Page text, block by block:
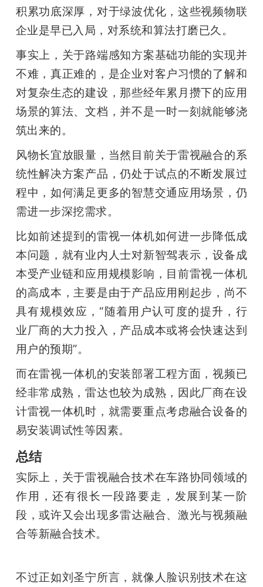
积累功底深厚，对于绿波优化，这些视频物联
企业是早已入局，对系统和算法打磨已久。
事实上，关于路端感知方案基础功能的实现并
不难，真正难的，是企业对客户习惯的了解和
对复杂生态的建设，那些经年累月攒下的应用
场景的算法、文档，并不是一时一刻就能够浇
筑出来的。
风物长宜放眼量，当然目前关于雷视融合的系
统性解决方案产品，仍处于试点的不断发展过
程中，如何满足更多的智慧交通应用场景，仍
需进一步深挖需求。
比如前述提到的雷视一体机如何进一步降低成
本问题，就有业内人士对新智驾表示，设备成
本受产业链和应用规模影响，目前雷视一体机
的高成本，主要是由于产品应用刚起步，尚不
具有规模效应，“随着用户认可度的提升，行
业厂商的大力投入，产品成本或将会快速达到
用户的预期”。
而在雷视一体机的安装部署工程方面，视频已
经非常成熟，雷达也较为成熟，因此厂商在设
计雷视一体机时，就需要重点考虑融合设备的
易安装调试性等因素。
总结
实际上，关于雷视融合技术在车路协同领域的
作用，还有很长一段路要走，发展到某一阶
段，或许又会出现多雷达融合、激光与视频融
合等新融合技术。
不过正如刘圣宁所言，就像人脸识别技术在这